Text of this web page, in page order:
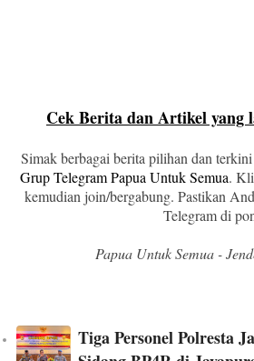
Cek Berita dan Artikel yang
Simak berbagai berita pilihan dan
Grup Telegram Papua Untuk Semua.
kemudian join/bergabung. Pastikan
Telegram di
Papua Untuk Semua -
Tiga Personel Polresta